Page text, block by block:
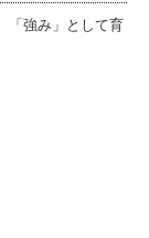
「強み」として育